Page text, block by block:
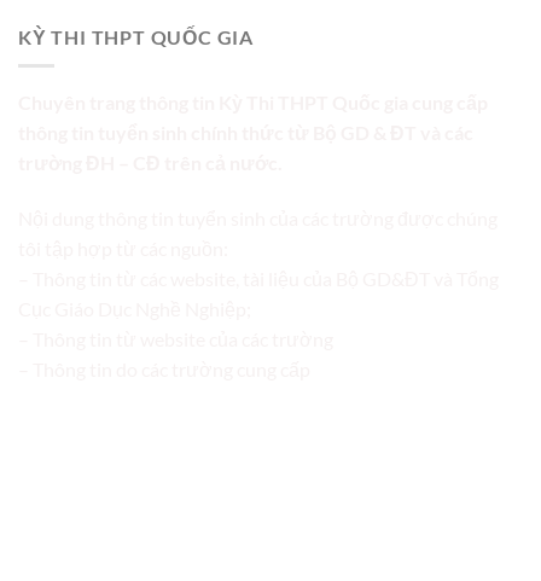
KỲ THI THPT QUỐC GIA